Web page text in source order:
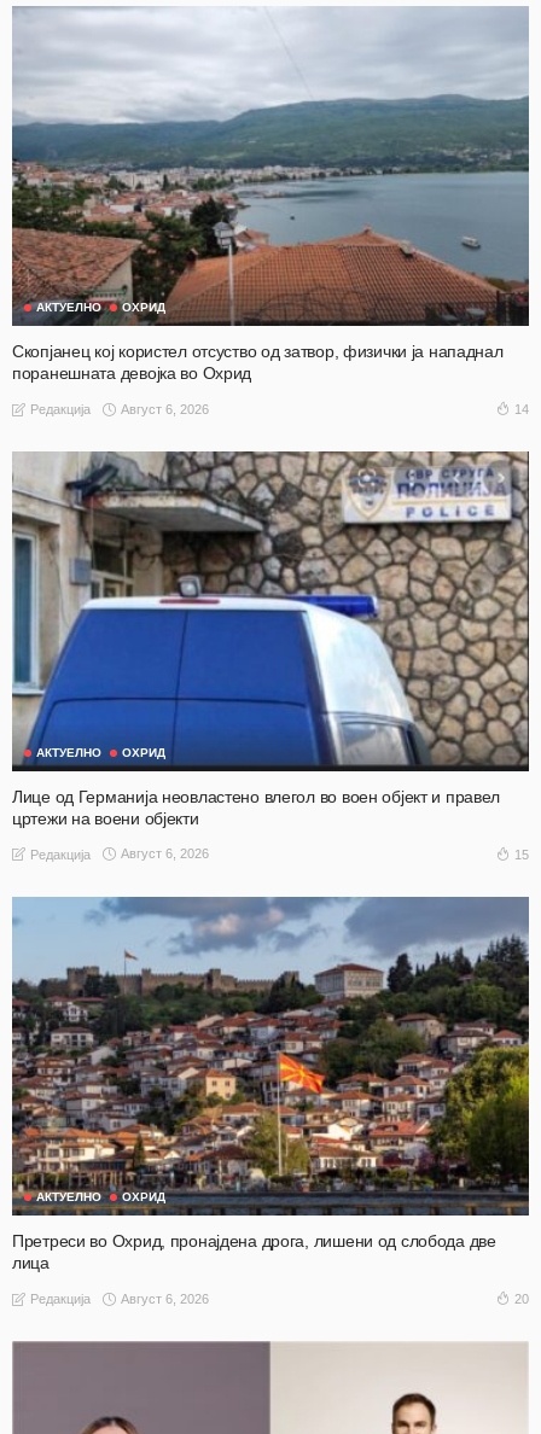
АКТУЕЛНО ОХРИД
Скопјанец кој користел отсуство од затвор, физички ја нападнал
поранешната девојка во Охрид
Редакција Август 6, 2026 14
АКТУЕЛНО ОХРИД
Лице од Германија неовластено влегол во воен објект и правел
цртежи на воени објекти
Редакција Август 6, 2026 15
АКТУЕЛНО ОХРИД
Претреси во Охрид, пронајдена дрога, лишени од слобода две
лица
Редакција Август 6, 2026 20